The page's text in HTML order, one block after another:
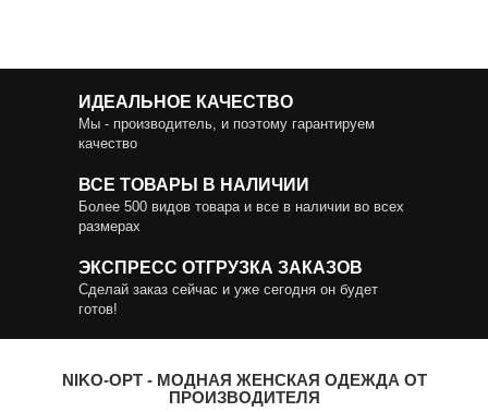
ИДЕАЛЬНОЕ КАЧЕСТВО
Мы - производитель, и поэтому гарантируем
качество
ВСЕ ТОВАРЫ В НАЛИЧИИ
Более 500 видов товара и все в наличии во всех
размерах
ЭКСПРЕСС ОТГРУЗКА ЗАКАЗОВ
Сделай заказ сейчас и уже сегодня он будет
готов!
NIKO-OPT - МОДНАЯ ЖЕНСКАЯ ОДЕЖДА ОТ
ПРОИЗВОДИТЕЛЯ